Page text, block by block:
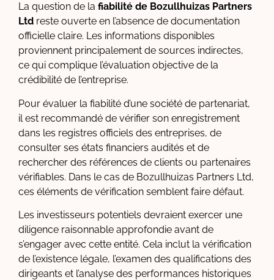
La question de la fiabilité de Bozullhuizas Partners
Ltd reste ouverte en l’absence de documentation
officielle claire. Les informations disponibles
proviennent principalement de sources indirectes,
ce qui complique l’évaluation objective de la
crédibilité de l’entreprise.
Pour évaluer la fiabilité d’une société de partenariat,
il est recommandé de vérifier son enregistrement
dans les registres officiels des entreprises, de
consulter ses états financiers audités et de
rechercher des références de clients ou partenaires
vérifiables. Dans le cas de Bozullhuizas Partners Ltd,
ces éléments de vérification semblent faire défaut.
Les investisseurs potentiels devraient exercer une
diligence raisonnable approfondie avant de
s’engager avec cette entité. Cela inclut la vérification
de l’existence légale, l’examen des qualifications des
dirigeants et l’analyse des performances historiques